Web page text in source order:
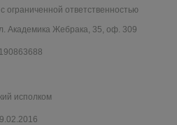
ограниченной ответственностью
Академика Жебрака, 35, оф. 309
исполком